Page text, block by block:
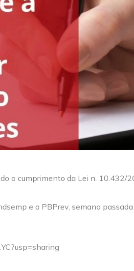
o cumprimento da Lei n. 10.432/
e a PBPrev, semana